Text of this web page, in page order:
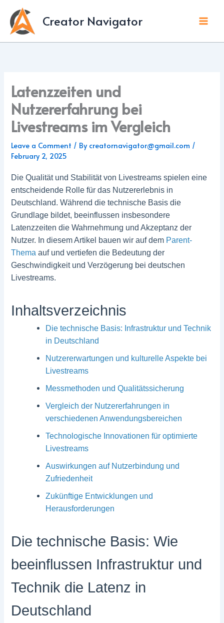
content
Creator Navigator
Latenzzeiten und
Nutzererfahrung bei
Livestreams im Vergleich
Leave a Comment / By creatornavigator@gmail.com /
February 2, 2025
Die Qualität und Stabilität von Livestreams spielen eine
entscheidende Rolle für das Nutzererlebnis in
Deutschland. Während die technische Basis die
Grundlage bildet, beeinflussen insbesondere
Latenzzeiten die Wahrnehmung und Akzeptanz der
Nutzer. In diesem Artikel bauen wir auf dem Parent-
Thema auf und vertiefen die Bedeutung der
Geschwindigkeit und Verzögerung bei deutschen
Livestreams.
Inhaltsverzeichnis
Die technische Basis: Infrastruktur und Technik
in Deutschland
Nutzererwartungen und kulturelle Aspekte bei
Livestreams
Messmethoden und Qualitätssicherung
Vergleich der Nutzererfahrungen in
verschiedenen Anwendungsbereichen
Technologische Innovationen für optimierte
Livestreams
Auswirkungen auf Nutzerbindung und
Zufriedenheit
Zukünftige Entwicklungen und
Herausforderungen
Die technische Basis: Wie
beeinflussen Infrastruktur und
Technik die Latenz in
Deutschland